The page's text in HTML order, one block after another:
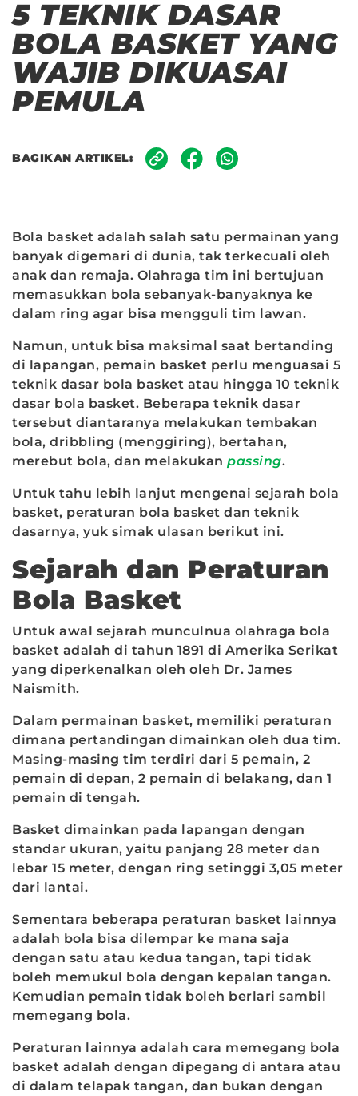
5 TEKNIK DASAR
BOLA BASKET YANG
WAJIB DIKUASAI
PEMULA
BAGIKAN ARTIKEL:
Bola basket adalah salah satu permainan yang
banyak digemari di dunia, tak terkecuali oleh
anak dan remaja. Olahraga tim ini bertujuan
memasukkan bola sebanyak-banyaknya ke
dalam ring agar bisa mengguli tim lawan.
Namun, untuk bisa maksimal saat bertanding
di lapangan, pemain basket perlu menguasai 5
teknik dasar bola basket atau hingga 10 teknik
dasar bola basket. Beberapa teknik dasar
tersebut diantaranya melakukan tembakan
bola, dribbling (menggiring), bertahan,
merebut bola, dan melakukan passing.
Untuk tahu lebih lanjut mengenai sejarah bola
basket, peraturan bola basket dan teknik
dasarnya, yuk simak ulasan berikut ini.
Sejarah dan Peraturan
Bola Basket
Untuk awal sejarah munculnua olahraga bola
basket adalah di tahun 1891 di Amerika Serikat
yang diperkenalkan oleh oleh Dr. James
Naismith.
Dalam permainan basket, memiliki peraturan
dimana pertandingan dimainkan oleh dua tim.
Masing-masing tim terdiri dari 5 pemain, 2
pemain di depan, 2 pemain di belakang, dan 1
pemain di tengah.
Basket dimainkan pada lapangan dengan
standar ukuran, yaitu panjang 28 meter dan
lebar 15 meter, dengan ring setinggi 3,05 meter
dari lantai.
Sementara beberapa peraturan basket lainnya
adalah bola bisa dilempar ke mana saja
dengan satu atau kedua tangan, tapi tidak
boleh memukul bola dengan kepalan tangan.
Kemudian pemain tidak boleh berlari sambil
memegang bola.
Peraturan lainnya adalah cara memegang bola
basket adalah dengan dipegang di antara atau
di dalam telapak tangan, dan bukan dengan
Kami menggunakan cookie untuk meningkatkan kualitas layanan kami
dan memberikan Anda pengalaman yang lebih baik. Cookie
menganalisis bagian website yang Anda kunjungi dan menyesuaikan
dengan minat Anda untuk dapat menyajikan informasi yang relevan.
lebih lanjut